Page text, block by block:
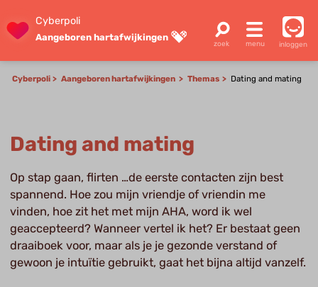
Cyberpoli
Aangeboren hartafwijkingen
inloggen
Cyberpoli Aangeboren hartafwijkingen Themas Dating and mating
Dating and mating
Op stap gaan, flirten …de eerste contacten zijn best
spannend. Hoe zou mijn vriendje of vriendin me
vinden, hoe zit het met mijn AHA, word ik wel
geaccepteerd? Wanneer vertel ik het? Er bestaat geen
draaiboek voor, maar als je je gezonde verstand of
gewoon je intuïtie gebruikt, gaat het bijna altijd vanzelf.